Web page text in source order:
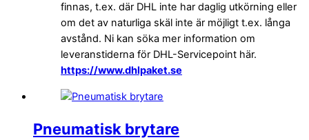
finnas, t.ex. där DHL inte har daglig utkörning eller
om det av naturliga skäl inte är möjligt t.ex. långa
avstånd. Ni kan söka mer information om
leveranstiderna för DHL-Servicepoint här.
https://www.dhlpaket.se
Pneumatisk brytare